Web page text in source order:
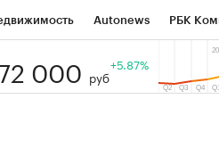
Autonews РБК
Тренды
000 руб
+5.87%